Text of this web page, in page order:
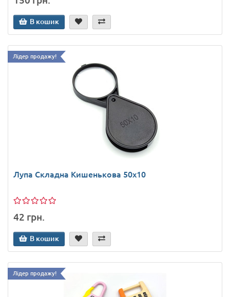
В кошик
Лідер продажу!
Лупа Складна Кишенькова 50х10
42 грн.
В кошик
Лідер продажу!